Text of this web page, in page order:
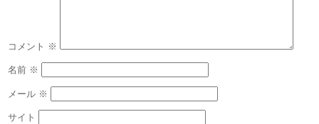
コメント ※
名前 ※
メール ※
サイト